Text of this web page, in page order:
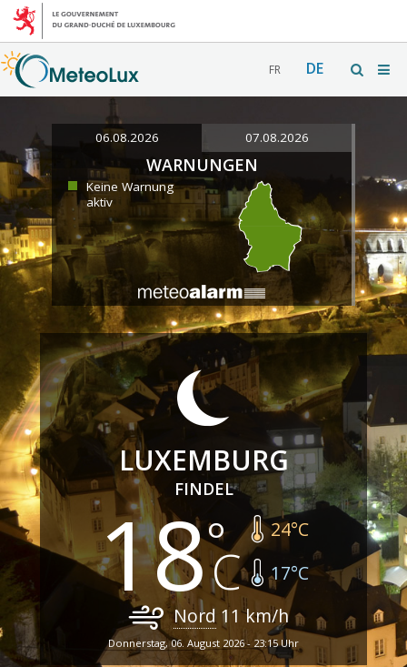
FR DE
06.08.2026 07.08.2026
WARNUNGEN
Keine Warnung
aktiv
LUXEMBURG
FINDEL
18 24°C
17°C
Nord 11km/h
Donnerstag, 06. August 2026 - 23:15 Uhr